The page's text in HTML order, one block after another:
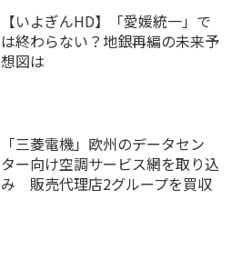
【いよぎんHD】「愛媛統一」で
は終わらない？地銀再編の未来予
想図は
「三菱電機」欧州のデータセン
ター向け空調サービス網を取り込
み 販売代理店2グループを買収